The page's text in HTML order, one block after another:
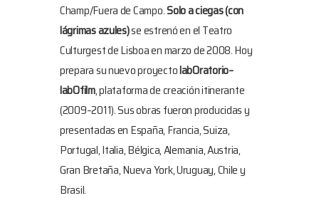
Champ/Fuera de Campo.Solo a ciegas (con
lágrimas azules)se estrenó en el Teatro
Culturgest de Lisboa en marzo de 2008. Hoy
prepara su nuevo proyectolabOratorio–
labOfilm, plataforma de creación itinerante
(2009–2011). Sus obras fueron producidas y
presentadas en España, Francia, Suiza,
Portugal, Italia, Bélgica, Alemania, Austria,
Gran Bretaña, Nueva York, Uruguay, Chile y
Brasil.